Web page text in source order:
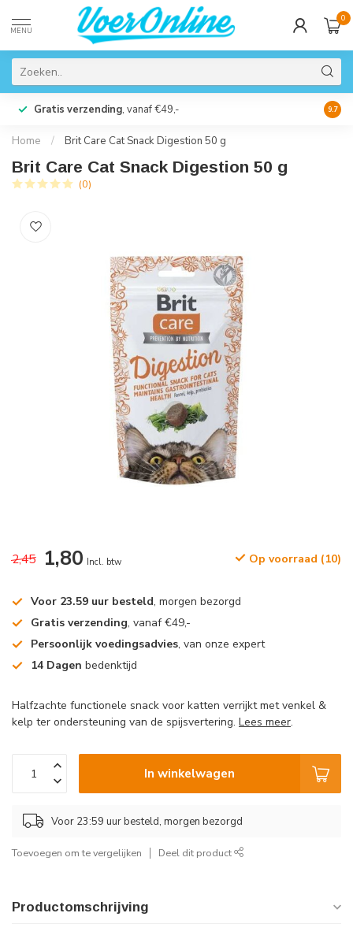
MENU
0
Gratis verzending, vanaf €49,- 9.7
Home / Brit Care Cat Snack Digestion 50 g
Brit Care Cat Snack Digestion 50 g
(0)
2,45 1,80 Incl. btw Op voorraad (10)
Voor 23.59 uur besteld, morgen bezorgd
Gratis verzending, vanaf €49,-
Persoonlijk voedingsadvies, van onze expert
14 Dagen bedenktijd
Halfzachte functionele snack voor katten verrijkt met venkel &
kelp ter ondersteuning van de spijsvertering. Lees meer.
In winkelwagen
Voor 23:59 uur besteld, morgen bezorgd
Toevoegen om te vergelijken Deel dit product
Productomschrijving